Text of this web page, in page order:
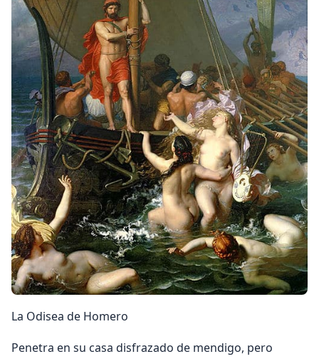
La Odisea de Homero
Penetra en su casa disfrazado de mendigo, pero